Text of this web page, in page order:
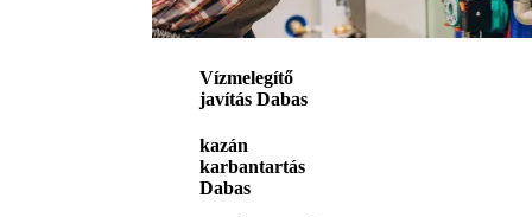
Vízmelegítő
javítás Dabas
kazán
karbantartás
Dabas